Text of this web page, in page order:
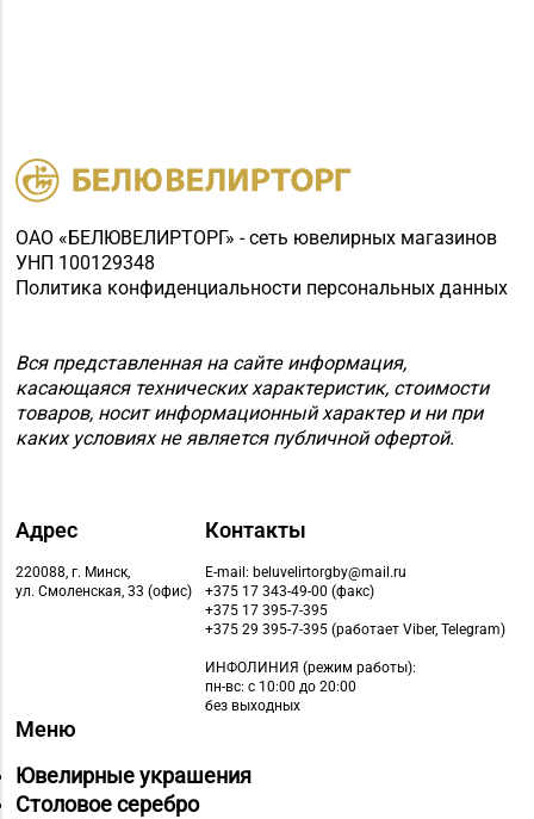
ОАО «БЕЛЮВЕЛИРТОРГ» - сеть ювелирных магазинов
УНП 100129348
Политика конфиденциальности персональных данных
Вся представленная на сайте информация,
касающаяся технических характеристик, стоимости
товаров, носит информационный характер и ни при
каких условиях не является публичной офертой.
Адрес
220088, г. Минск,
ул. Смоленская, 33 (офис)
Контакты
E-mail: beluvelirtorgby@mail.ru
+375 17 343-49-00 (факс)
+375 17 395-7-395
+375 29 395-7-395 (работает Viber, Telegram)
ИНФОЛИНИЯ (режим работы):
пн-вс: с 10:00 до 20:00
без выходных
Меню
Ювелирные украшения
Столовое серебро